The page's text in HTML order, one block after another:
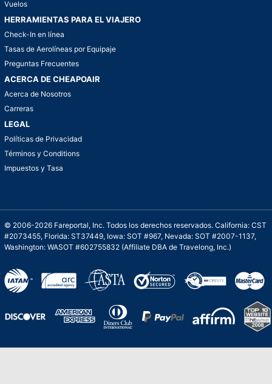
Vuelos
HERRAMIENTAS PARA EL VIAJERO
Check-In en línea
Tasas de Aerolíneas por Equipaje
Preguntas Frecuentes
ACERCA DE CHEAPOAIR
Acerca de Nosotros
Carreras
LEGAL
Políticas de Privacidad
Términos y Conditions
Impuestos y Tasa
© 2006-2026 Fareportal, Inc. Todos los derechos reservados. California: CST
#2073455, Florida: ST37449, Iowa: SOT #967, Nevada: SOT #2007-1137,
Washington: WASOT #602755832 (Affiliate DBA de Travelong, Inc.)